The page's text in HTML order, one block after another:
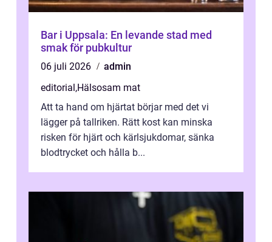
Bar i Uppsala: En levande stad med
smak för pubkultur
06 juli 2026
admin
editorial,Hälsosam mat
Att ta hand om hjärtat börjar med det vi
lägger på tallriken. Rätt kost kan minska
risken för hjärt och kärlsjukdomar, sänka
blodtrycket och hålla b...